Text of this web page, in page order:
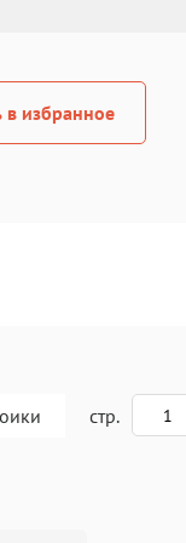
в избранное
стр.